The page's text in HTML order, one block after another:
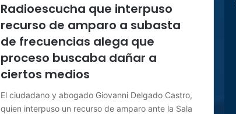
Radioescucha que interpuso
recurso de amparo a subasta
de frecuencias alega que
proceso buscaba dañar a
ciertos medios
El ciudadano y abogado Giovanni Delgado Castro,
quien interpuso un recurso de amparo ante la Sala